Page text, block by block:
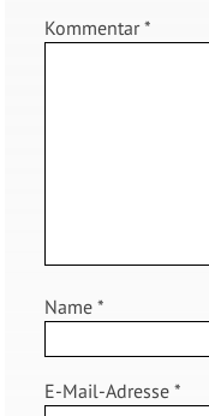
Kommentar*
Name *
E-Mail-Adresse *